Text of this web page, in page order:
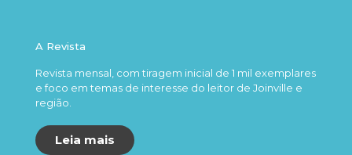
A Revista
Revista mensal, com tiragem inicial de 1 mil exemplares
e foco em temas de interesse do leitor de Joinville e
região.
Leia mais